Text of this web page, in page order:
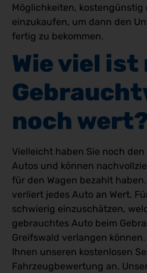
Möglichkeiten, kostengünstig
einzukaufen, um dann den
fertig zu bekommen.
Wie viel ist
noch
Vielleicht haben Sie noch
Autos und können
für den Wagen bezahlt
verliert jedes Auto an Wert.
schwierig einzuschätzen,
gebrauchtes Auto beim
Greifswald verlangen
Ihnen unseren kostenlosen
Fahrzeugbewertung an.